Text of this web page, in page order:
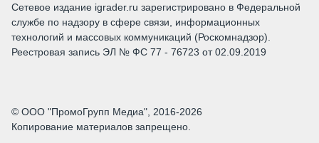
Сетевое издание igrader.ru зарегистрировано в Федеральной
службе по надзору в сфере связи, информационных
технологий и массовых коммуникаций (Роскомнадзор).
Реестровая запись ЭЛ № ФС 77 - 76723 от 02.09.2019
© ООО "ПромоГрупп Медиа", 2016-2026
Копирование материалов запрещено.